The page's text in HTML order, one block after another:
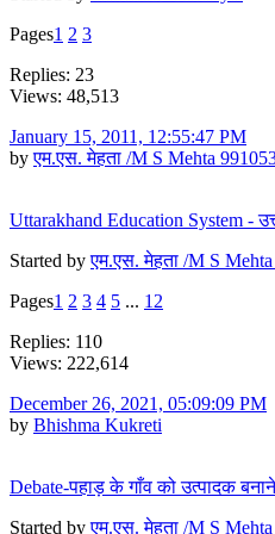
Pages1 2 3
Replies: 23
Views: 48,513
January 15, 2011, 12:55:47 PM
byएम.एस. मेहता /M S Mehta
Uttarakhand Education System -
Started byएम.एस. मेहता /M S
Pages1 2 3 4 5 ... 12
Replies: 110
Views: 222,614
December 26, 2021, 05:09:09 PM
by Bhishma Kukreti
Debate-पहाड़ के गाँव को उत्पादक
Started byएम.एस. मेहता /M S